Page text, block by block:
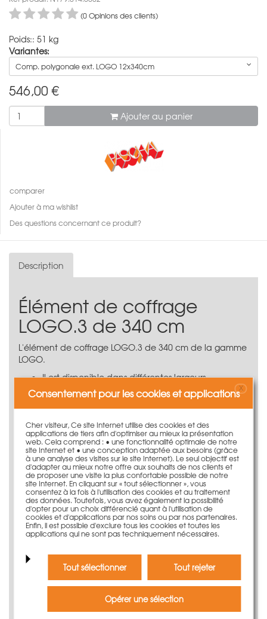
(0 Opinions des clients)
Poids:: 51 kg
Variantes:
Comp. polygonale ext. LOGO 12x340cm
546,00 €
Ajouter au panier
comparer
Ajouter à ma wishlist
Des questions concernant ce produit?
Description
Élément de coffrage
LOGO.3 de 340 cm
L'élément de coffrage LOGO.3 de 340 cm de la gamme
LOGO.
Il est disponible dans différentes largeurs
Cadre en acier plat massif profilé
Contreplaqué en bouleau de 16 mm
Pression maximale du béton frais de 70 kN/m²
Peut s'utiliser en position horizontale ou verticale
Éléments de coffrage de la hauteur d'un étage -
évitent l'utilisation d'éléments de rehausse
supplémentaires
Compatible avec tous les systèmes PASCHAL
Le système de coffrage de voile
LOGO.3
Le coffrage de voile PASCAL LOGO.3 est un système de
béton de parement d'excellence. Grâce à l'assortiment
complet d'éléments, le système de coffrage de voile
flexible permet de réaliser tous types de coffrage.
Vous avez besoin d‘informations
Consentement pour les cookies et applicationsX
Cher visiteur, Ce site Internet utilise des cookies et des
applications de tiers afin d'optimiser au mieux la présentation
web. Cela comprend : • une fonctionnalité optimale de notre
site Internet et • une conception adaptée aux besoins (grâce
à une analyse des visites sur le site Internet). Le seul objectif est
d'adapter au mieux notre offre aux souhaits de nos clients et
de proposer une visite la plus confortable possible de notre
site Internet. En cliquant sur « tout sélectionner », vous
consentez à la fois à l'utilisation des cookies et au traitement
des données. Toutefois, vous avez également la possibilité
d'opter pour un choix différencié quant à l'utilisation de
cookies et d'applications par nos soins ou par nos partenaires.
Enfin, il est possible d'exclure tous les cookies et toutes les
applications qui ne sont pas techniquement nécessaires.
Tout sélectionner Tout rejeter
Opérer une sélection